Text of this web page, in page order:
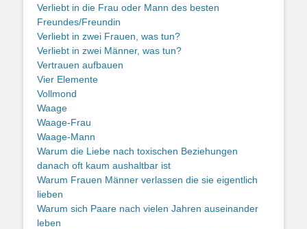
Verliebt in die Frau oder Mann des besten
Freundes/Freundin
Verliebt in zwei Frauen, was tun?
Verliebt in zwei Männer, was tun?
Vertrauen aufbauen
Vier Elemente
Vollmond
Waage
Waage-Frau
Waage-Mann
Warum die Liebe nach toxischen Beziehungen
danach oft kaum aushaltbar ist
Warum Frauen Männer verlassen die sie eigentlich
lieben
Warum sich Paare nach vielen Jahren auseinander
leben